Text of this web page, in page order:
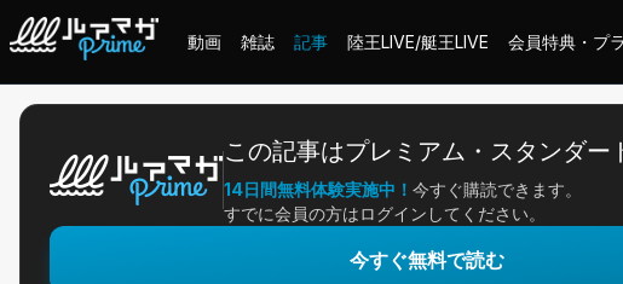
動画 雑誌 記事 陸王LIVE/艇王LIVE 会員特典・プ
この記事はプレミアム・スタンダー
14日間無料体験実施中！ 今すぐ購読できます。
すでに会員の方はログインしてください。
今すぐ無料で読む
2026/06/07